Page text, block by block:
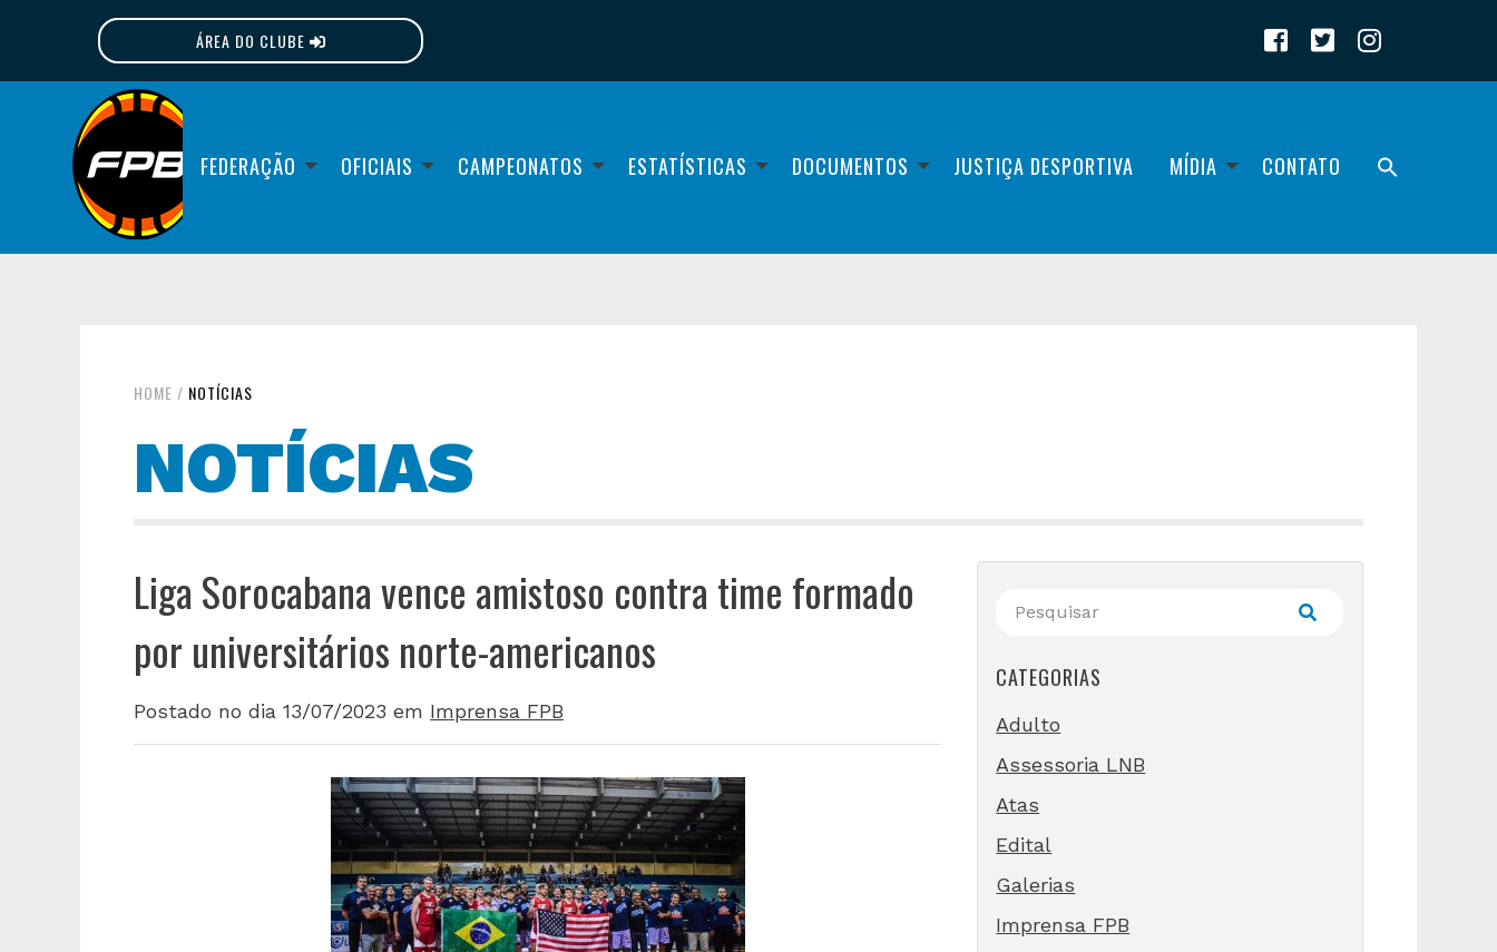
ÁREA DO CLUBE
FEDERAÇÃO OFICIAIS CAMPEONATOS ESTATÍSTICAS DOCUMENTOS JUSTIÇA DESPORTIVA MÍDIA CONTATO
HOME / NOTÍCIAS
NOTÍCIAS
Liga Sorocabana vence amistoso contra time formado
por universitários norte-americanos
Postado no dia 13/07/2023 em Imprensa FPB
CATEGORIAS
Adulto
Assessoria LNB
Atas
Edital
Galerias
Imprensa FPB